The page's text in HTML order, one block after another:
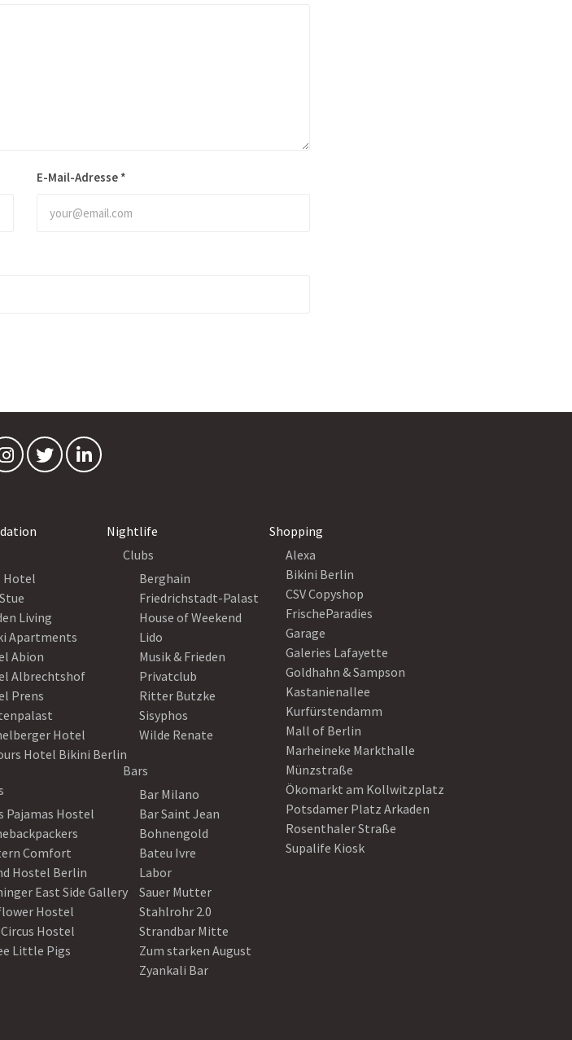
E-Mail-Adresse *
Hotel
Living
Apartments
Abion
Albrechtshof
Prens
Hotel
Hotel Bikini Berlin
Pajamas Hostel
Comfort
Hostel Berlin
East Side Gallery
Hostel
Hostel
Little Pigs
Nightlife
Clubs
Berghain
Friedrichstadt-Palast
House of Weekend
Lido
Musik & Frieden
Privatclub
Ritter Butzke
Sisyphos
Wilde Renate
Bars
Bar Milano
Bar Saint Jean
Bohnengold
Bateu Ivre
Labor
Sauer Mutter
Stahlrohr 2.0
Strandbar Mitte
Zum starken August
Zyankali Bar
Shopping
Alexa
Bikini Berlin
CSV Copyshop
FrischeParadies
Garage
Galeries Lafayette
Goldhahn & Sampson
Kastanienallee
Kurfürstendamm
Mall of Berlin
Marheineke Markthalle
Münzstraße
Ökomarkt am Kollwitzplatz
Potsdamer Platz Arkaden
Rosenthaler Straße
Supalife Kiosk